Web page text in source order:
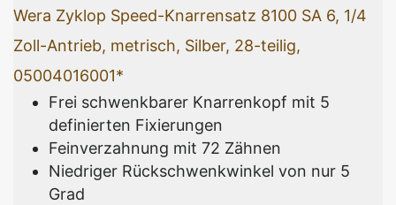
Wera Zyklop Speed-Knarrensatz 8100 SA 6, 1/4
Zoll-Antrieb, metrisch, Silber, 28-teilig,
05004016001*
Frei schwenkbarer Knarrenkopf mit 5
definierten Fixierungen
Feinverzahnung mit 72 Zähnen
Niedriger Rückschwenkwinkel von nur 5
Grad